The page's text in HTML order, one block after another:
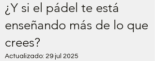
¿Y si el pádel te está
enseñando más de lo que
crees?
Actualizado: 29 jul 2025